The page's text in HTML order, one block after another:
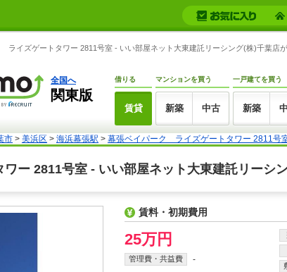
ライズゲートタワー 2811号室 - いい部屋ネット大東建託リーシング(株)千葉店
全国へ
関東版
借りる
賃貸
マンションを買う
新築 中古
一戸建てを買う
新築
市 > 美浜区 > 海浜幕張駅 > 幕張ベイパーク ライズゲートタワー 2811号
ー 2811号室 - いい部屋ネット大東建託リーシ
賃料・初期費用
25万円
管理費・共益費 -